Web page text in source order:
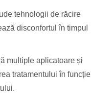
tehnologii de răcire
disconfortul în timpul
multiple aplicatoare și
tratamentului în funcție